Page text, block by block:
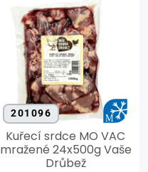
201096
Kuřecí srdce MO VAC
mražené 24x500g Vaše
Drůbež